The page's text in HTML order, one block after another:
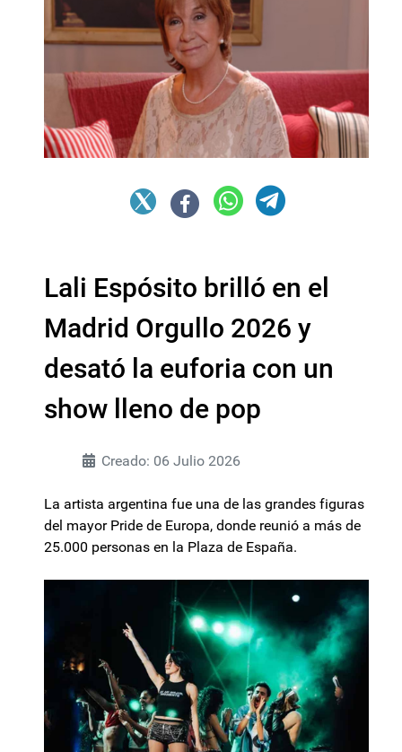
Lali Espósito brilló en el
Madrid Orgullo 2026 y
desató la euforia con un
show lleno de pop
Creado: 06 Julio 2026
La artista argentina fue una de las grandes figuras
del mayor Pride de Europa, donde reunió a más de
25.000 personas en la Plaza de España.